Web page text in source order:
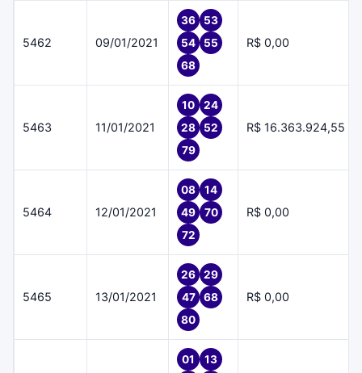
5462 09/01/2021
36
53
54
55
68
R$ 0,00
5463 11/01/2021
10
24
28
52
79
R$ 16.363.924,55
5464 12/01/2021
08
14
49
70
72
R$ 0,00
5465 13/01/2021
26
29
47
68
80
R$ 0,00
01
13